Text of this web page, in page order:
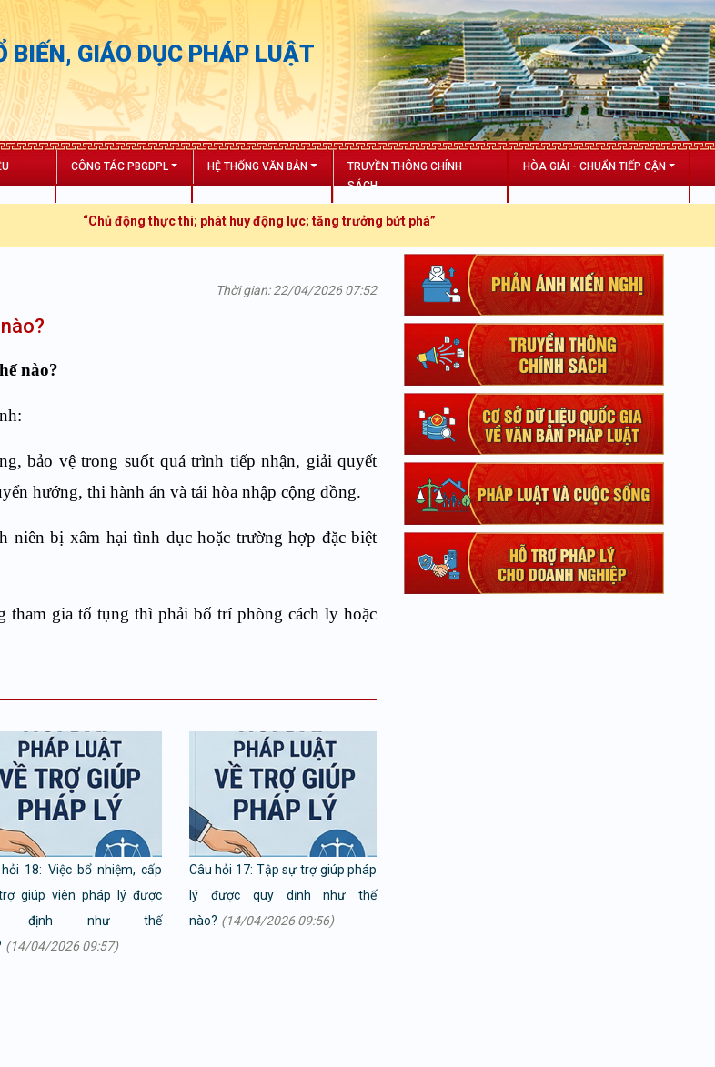
GIÁO DỤC PHÁP LUẬT
CÔNG TÁC PBGDPL HỆ THỐNG VĂN BẢN
TRUYỀN THÔNG CHÍNH
SÁCH
HÒA GIẢI - CHUẨN TIẾP CẬN
“Chủ động thực thi; phát huy động lực; tăng trưởng bứt phá”
Thời gian: 22/04/2026 07:52
nào?
bảo vệ trong suốt quá trình tiếp nhận, giải quyết
hướng, thi hành án và tái hòa nhập cộng đồng.
bị xâm hại tình dục hoặc trường hợp đặc biệt
gia tố tụng thì phải bố trí phòng cách ly hoặc
18: Việc bổ nhiệm, cấp
giúp viên pháp lý được
định như thế
(14/04/2026 09:57)
Câu hỏi 17: Tập sự trợ giúp pháp
lý được quy dịnh như thế
nào? (14/04/2026 09:56)